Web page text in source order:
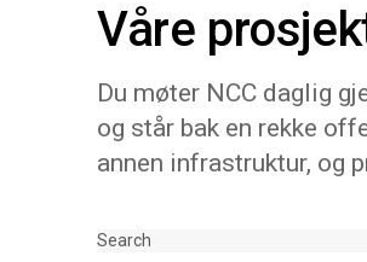
Våre
Du møter NCC daglig
og står bak en rekke
annen infrastruktur, og
Søk & Filter
Search